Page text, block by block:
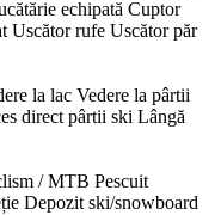
echipată Cuptor
Uscător rufe Uscător păr
la lac Vedere la pârtii
direct pârtii ski Lângă
/ MTB Pescuit
Depozit ski/snowboard